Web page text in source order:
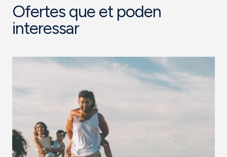
Ofertes que et poden
interessar